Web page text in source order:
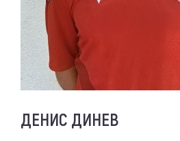
ДЕНИС ДИНЕВ